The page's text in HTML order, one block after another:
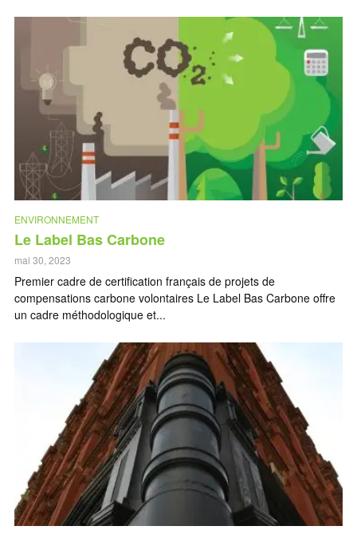
ENVIRONNEMENT
Le Label Bas Carbone
mai 30, 2023
Premier cadre de certification français de projets de
compensations carbone volontaires Le Label Bas Carbone offre
un cadre méthodologique et...